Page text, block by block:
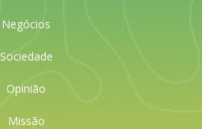
Negócios
Sociedade
Opinião
Missão